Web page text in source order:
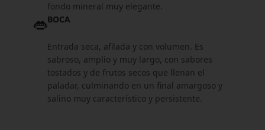
fondo mineral muy elegante.
👄BOCA
Entrada seca, afilada y con volumen. Es
sabroso, amplio y muy largo, con sabores
tostados y de frutos secos que llenan el
paladar, culminando en un final amargoso y
salino muy característico y persistente.